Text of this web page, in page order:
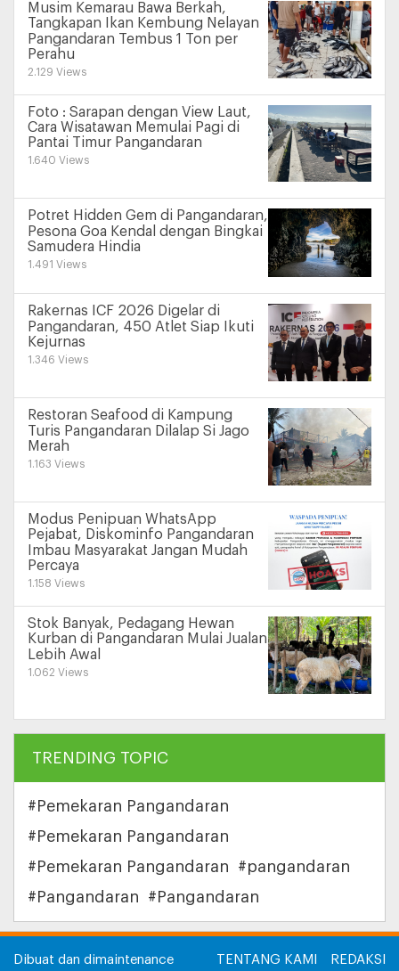
Musim Kemarau Bawa Berkah,
Tangkapan Ikan Kembung Nelayan
Pangandaran Tembus 1 Ton per
Perahu
2.129 Views
Foto : Sarapan dengan View Laut,
Cara Wisatawan Memulai Pagi di
Pantai Timur Pangandaran
1.640 Views
Potret Hidden Gem di Pangandaran,
Pesona Goa Kendal dengan Bingkai
Samudera Hindia
1.491 Views
Rakernas ICF 2026 Digelar di
Pangandaran, 450 Atlet Siap Ikuti
Kejurnas
1.346 Views
Restoran Seafood di Kampung
Turis Pangandaran Dilalap Si Jago
Merah
1.163 Views
Modus Penipuan WhatsApp
Pejabat, Diskominfo Pangandaran
Imbau Masyarakat Jangan Mudah
Percaya
1.158 Views
Stok Banyak, Pedagang Hewan
Kurban di Pangandaran Mulai Jualan
Lebih Awal
1.062 Views
TRENDING TOPIC
#Pemekaran Pangandaran
#Pemekaran Pangandaran
#Pemekaran Pangandaran
#pangandaran
#Pangandaran
#Pangandaran
Dibuat dan dimaintenance TENTANG KAMI REDAKSI